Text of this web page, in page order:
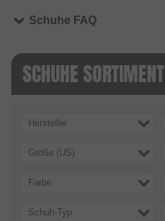
Schuhe FAQ
SCHUHE SORTIMENT
Hersteller
Größe (US)
Farbe
Schuh-Typ